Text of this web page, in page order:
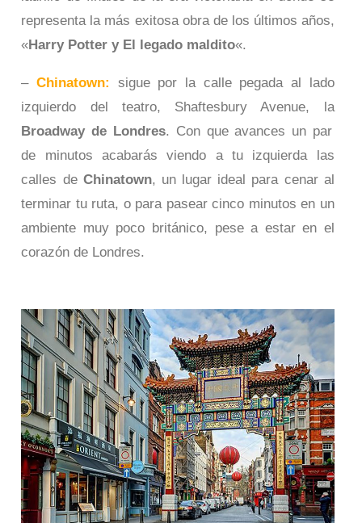
representa la más exitosa obra de los últimos años,
«Harry Potter y El legado maldito«.
– Chinatown:
sigue por la calle pegada al lado
izquierdo del teatro, Shaftesbury Avenue, la
Broadway de Londres. Con que avances un par
de minutos acabarás viendo a tu izquierda las
calles de Chinatown, un lugar ideal para cenar al
terminar tu ruta, o para pasear cinco minutos en un
ambiente muy poco británico, pese a estar en el
corazón de Londres.